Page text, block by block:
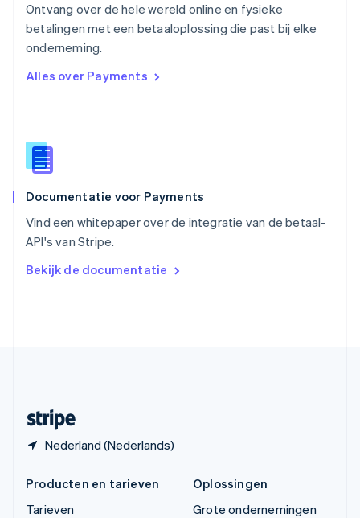
Ontvang over de hele wereld online en fysieke
betalingen met een betaaloplossing die past bij elke
onderneming.
Alles over Payments
Documentatie voor Payments
Vind een whitepaper over de integratie van de betaal-
API's van Stripe.
Bekijk de documentatie
Nederland (Nederlands)
English
Singapore
English简体中文
EnglishItaliano
Español
Thailand
Tsjechië
Vasteland van China
简体中文English
English
Producten en tarieven
Tarieven
Oplossingen
Grote ondernemingen